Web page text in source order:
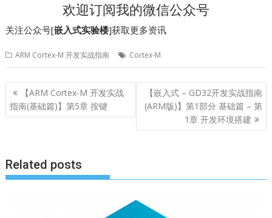
欢迎订阅我的微信公众号
关注公众号[嵌入式实验楼]获取更多资讯
ARM Cortex-M 开发实战指南 Cortex-M
文
章
导
【ARM Cortex-M 开发实战
指南(基础篇)】第5章 按键
【嵌入式 – GD32开发实战指南
(ARM版)】第1部分 基础篇 – 第
1章 开发环境搭建
Related posts